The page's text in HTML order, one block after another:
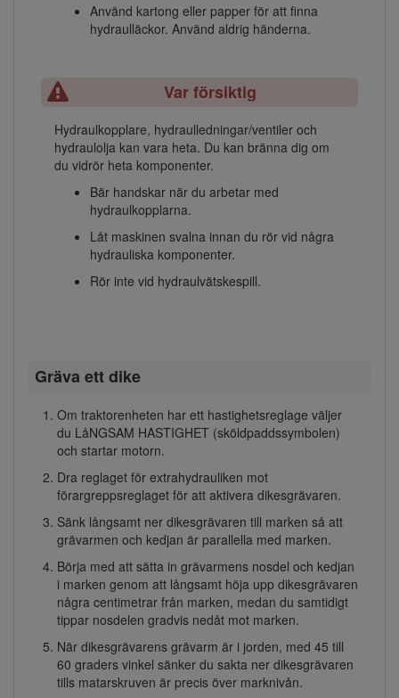
Använd kartong eller papper för att finna
hydraulläckor. Använd aldrig händerna.
Var försiktig
Hydraulkopplare, hydraulledningar/ventiler och
hydraulolja kan vara heta. Du kan bränna dig om
du vidrör heta komponenter.
Bär handskar när du arbetar med
hydraulkopplarna.
Låt maskinen svalna innan du rör vid några
hydrauliska komponenter.
Rör inte vid hydraulvätskespill.
Gräva ett dike
Om traktorenheten har ett hastighetsreglage väljer
du LåNGSAM HASTIGHET (sköldpaddssymbolen)
och startar motorn.
Dra reglaget för extrahydrauliken mot
förargreppsreglaget för att aktivera dikesgrävaren.
Sänk långsamt ner dikesgrävaren till marken så att
grävarmen och kedjan är parallella med marken.
Börja med att sätta in grävarmens nosdel och kedjan
i marken genom att långsamt höja upp dikesgrävaren
några centimetrar från marken, medan du samtidigt
tippar nosdelen gradvis nedåt mot marken.
När dikesgrävarens grävarm är i jorden, med 45 till
60 graders vinkel sänker du sakta ner dikesgrävaren
tills matarskruven är precis över marknivån.